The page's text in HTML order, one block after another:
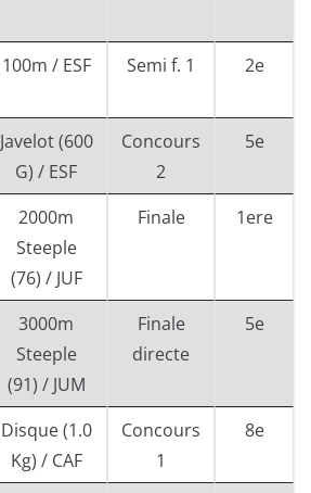
100m / ESF Semi f. 1 2e
Javelot (600
G) / ESF
Concours
2
5e
2000m
Steeple
(76) / JUF
Finale 1ere
3000m
Steeple
(91) / JUM
Finale
directe
5e
Disque (1.0
Kg) / CAF
Concours
1
8e